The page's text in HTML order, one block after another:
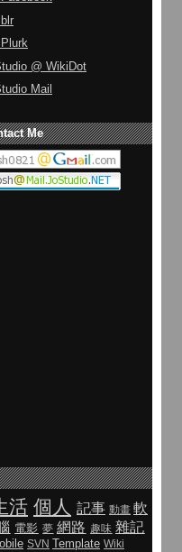
@ WikiDot
Mail
Me
活 個人 記事 動畫 軟
電影 夢 網路 趣味 雜記
SVN Template Wiki